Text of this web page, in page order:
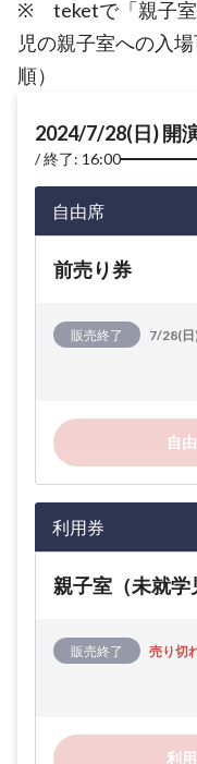
※ teketで「親子室
児の親子室への入
順）
2024/7/28(日) 開
終了: 16:00
自由席
前売り券
販売終了 7/28(日
自
利用券
親子室（未就学
販売終了 売り切
利